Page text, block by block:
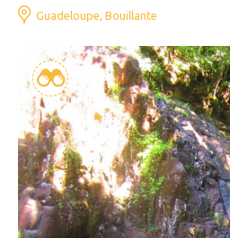
Guadeloupe, Bouillante